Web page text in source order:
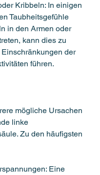
Kribbeln: In einigen
Taubheitsgefühle
in den Armen oder
kann dies zu
der
führen.
mögliche Ursachen
linke
Zu den häufigsten
Eine